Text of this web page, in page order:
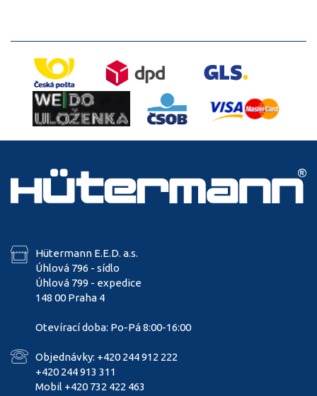
Hütermann E.E.D. a.s.
Úhlová 796 - sídlo
Úhlová 799 - expedice
148 00 Praha 4
Otevírací doba: Po-Pá 8:00-16:00
Objednávky: +420 244 912 222
+420 244 913 311
Mobil +420 732 422 463